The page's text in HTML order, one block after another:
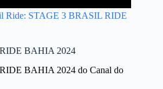
Ride: STAGE 3 BRASIL RIDE
BAHIA 2024
BAHIA 2024 do Canal do